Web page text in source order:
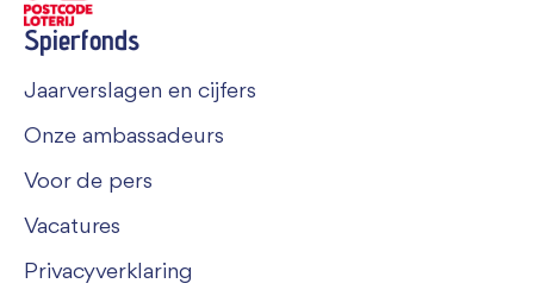
Spierfonds
Jaarverslagen en cijfers
Onze ambassadeurs
Voor de pers
Vacatures
Privacyverklaring